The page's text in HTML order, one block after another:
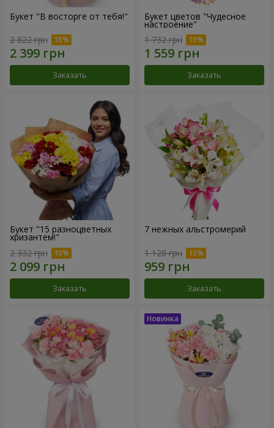
Букет "В восторге от тебя!"
2 822 грн
Заказать
Букет цветов "Чудесное
настроение"
1 732 грн
Заказать
Букет "15 разноцветных
хризантем!"
2 332 грн
Заказать
7 нежных альстромерий
1 128 грн
Заказать